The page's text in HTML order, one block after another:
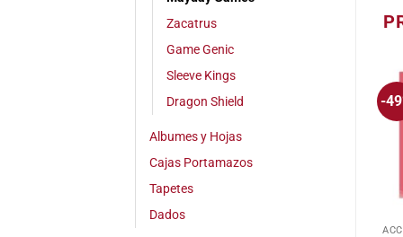
Zacatrus
Game Genic
Sleeve Kings
Dragon Shield
Albumes y Hojas
Cajas Portamazos
Tapetes
Dados
-